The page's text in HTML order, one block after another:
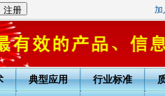
加
典型应用 行业标准